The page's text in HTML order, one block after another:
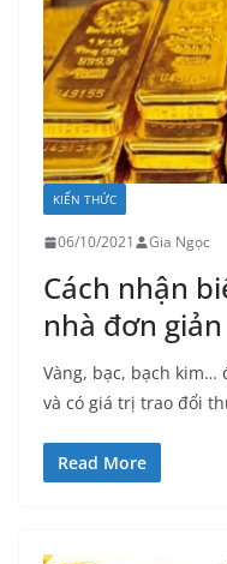
KIẾN THỨC
06/10/2021 Gia Ngọc
Cách nhận
nhà đơn giản
Vàng, bạc, bạch kim…
và có giá trị trao đổi
Read More